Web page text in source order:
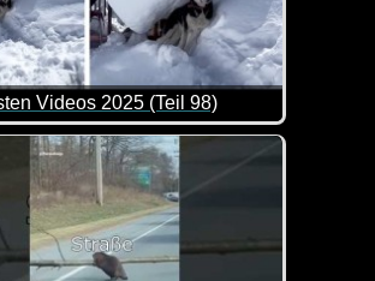
Videos 2025 (Teil 98)
Zusammenstellung von lustigen